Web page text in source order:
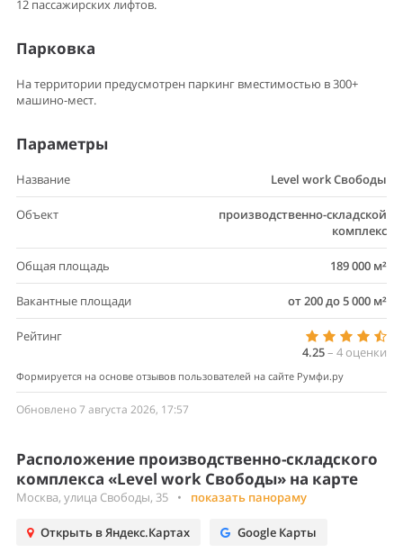
12 пассажирских лифтов.
Парковка
На территории предусмотрен паркинг вместимостью в 300+
машино-мест.
Параметры
Название Level work Свободы
Объект
производственно-складской
комплекс
Общая площадь 189 000 м²
Вакантные площади от 200 до 5 000 м²
Рейтинг
4.25– 4 оценки
Формируется на основе отзывов пользователей на сайте Румфи.ру
Обновлено 7 августа 2026, 17:57
Расположение производственно-складского
комплекса «Level work Свободы» на карте
Москва, улица Свободы, 35 • показать панораму
Открыть в Яндекс.Картах Google Карты